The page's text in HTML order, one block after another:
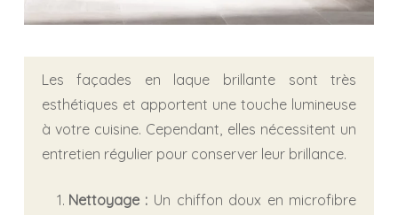
Les façades en laque brillante sont très
esthétiques et apportent une touche lumineuse
à votre cuisine. Cependant, elles nécessitent un
entretien régulier pour conserver leur brillance.
Nettoyage : Un chiffon doux en microfibre